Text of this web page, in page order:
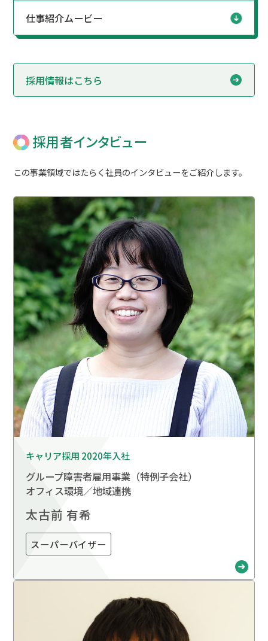
仕事紹介ムービー
採用情報はこちら
採用者インタビュー
この事業領域ではたらく社員のインタビューをご紹介します。
キャリア採用 2020年入社
グループ障害者雇用事業 （特例子会社）
オフィス環境／地域連携
太古前 有希
スーパーバイザー